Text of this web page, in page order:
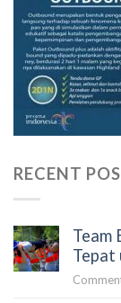
RECENT
Team
Tepat